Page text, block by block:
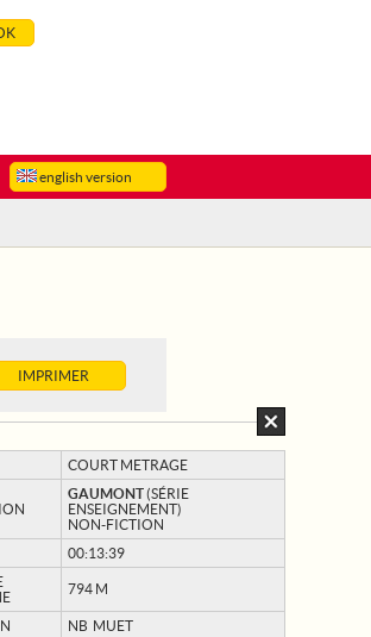
english version
IMPRIMER
COURT METRAGE
GAUMONT(SÉRIE
ENSEIGNEMENT)
NON-FICTION
00:13:39
794 M
NB MUET